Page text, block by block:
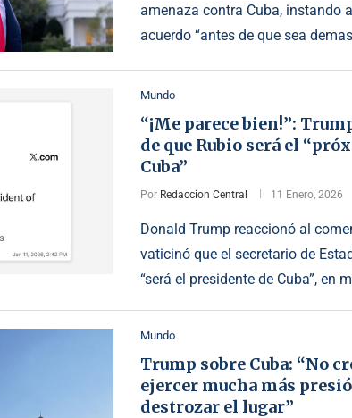
amenaza contra Cuba, instando
acuerdo “antes de que sea
Mundo
“¡Me parece bien!”:
de que Rubio será el
Cuba”
Por Redaccion Central 11 Enero, 2026
Donald Trump reaccionó al
vaticinó que el secretario de
“será el presidente de Cuba”, en
Mundo
Trump sobre Cuba: “No
ejercer mucha más
destrozar el lugar”